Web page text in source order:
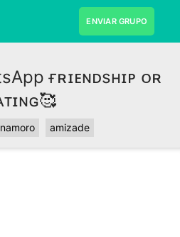
ENVIAR GRUPO
ғʀɪᴇɴᴅsʜɪᴘ ᴏʀ
namoro amizade